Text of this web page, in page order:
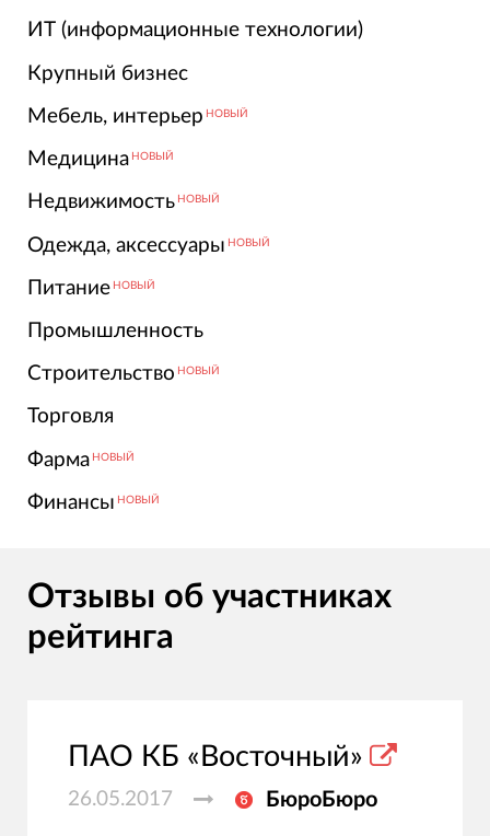
ИТ (информационные технологии)
Крупный бизнес
Мебель, интерьер НОВЫЙ
Медицина НОВЫЙ
Недвижимость НОВЫЙ
Одежда, аксессуары НОВЫЙ
Питание НОВЫЙ
Промышленность
Строительство НОВЫЙ
Торговля
Фарма НОВЫЙ
Финансы НОВЫЙ
Отзывы об участниках
рейтинга
ПАО КБ «Восточный»
26.05.2017 БюроБюро